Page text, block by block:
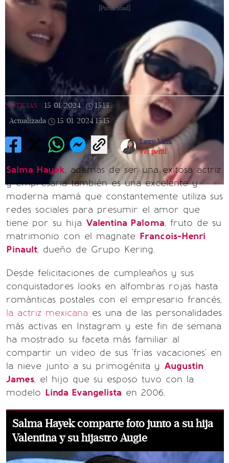
[Publicidad]
NOTICIAS 15/01/2024 15:15 |
Actualizada
15/01/2024 15:15
Lexy Villa
Ver perfil
Salma Hayek, además de ser una exitosa actriz
y empresaria también es una excelente y
moderna mamá que constantemente utiliza sus
redes sociales para presumir el amor que
tiene por su hija Valentina Paloma, fruto de su
matrimonio con el magnate Francois-Henri
Pinault, dueño de Grupo Kering.
Desde felicitaciones de cumpleaños y sus
conquistadores looks en alfombras rojas hasta
románticas postales con el empresario francés,
la actriz mexicana es una de las personalidades
más activas en Instagram y este fin de semana
ha mostrado su faceta más familiar al
compartir un video de sus 'frías vacaciones' en
la nieve junto a su primogénita y Augustin
James, el hijo que su esposo tuvo con la
modelo Linda Evangelista en 2006.
Salma Hayek comparte foto junto a su hija
Valentina y su hijastro Augie